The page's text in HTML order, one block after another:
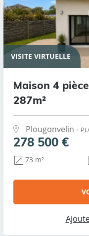
VISITE VIRTUELLE
Maison 4
287m²
Plougonvelin -
278 500 €
73 m²